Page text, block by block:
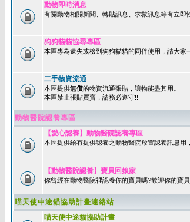
動物即時消息
有關動物相關新聞、轉貼訊息、求救訊息等有立即
狗狗貓貓協尋專區
本區專為遺失或檢到狗狗貓貓的同伴使用，請大家
二手物資流通
本區提供無償的物資流通張貼，讓物能盡其用。
本區禁止張貼買賣，請務必遵守!!
動物醫院認養專區
【愛心認養】動物醫院認養專區
本區提供給有提供認養之動物醫院放置認養訊息
【動物醫院認養】寶貝回娘家
你曾經在動物醫院裡認養你的寶貝嗎?歡迎你的寶
喵天使中途貓協助計畫連絡站
喵天使中途貓協助計畫